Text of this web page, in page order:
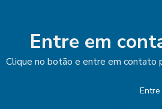
Entre em
Clique no botão e entre em contato